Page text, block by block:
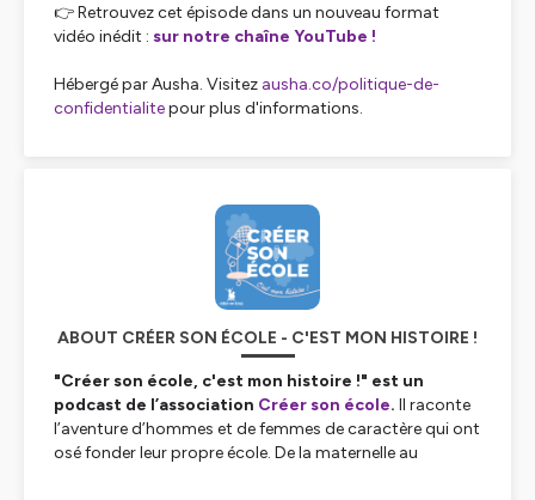
👉 Retrouvez cet épisode dans un nouveau format
vidéo inédit : sur notre chaîne YouTube !
Hébergé par Ausha. Visitez ausha.co/politique-de-
confidentialitepour plus d'informations.
ABOUT CRÉER SON ÉCOLE - C'EST MON HISTOIRE !
"Créer son école, c'est mon histoire !" est un
podcast de l’association Créer son école. Il raconte
l’aventure d’hommes et de femmes de caractère qui ont
osé fonder leur propre école. De la maternelle au